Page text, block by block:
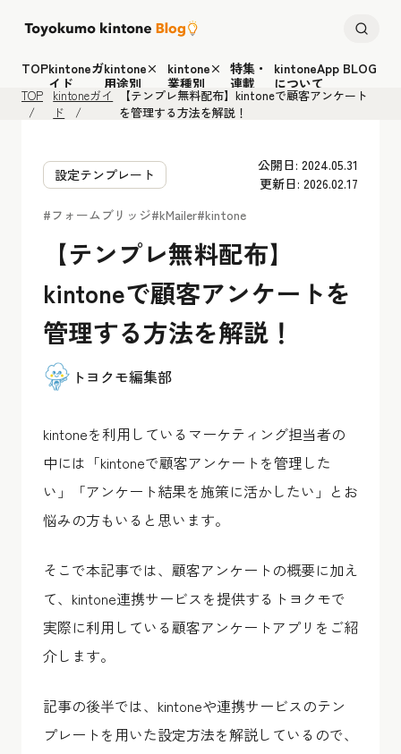
TOPkintoneガ
イド
kintone×
用途別
kintone×
業種別
特集・
連載
kintoneApp BLOG
について
TOP
kintoneガイ
ド
【テンプレ無料配布】kintoneで顧客アンケート
を管理する方法を解説！
設定テンプレート
公開日: 2024.05.31
更新日: 2026.02.17
#フォームブリッジ#kMailer#kintone
【テンプレ無料配布】
kintoneで顧客アンケートを
管理する方法を解説！
トヨクモ編集部
kintoneを利用しているマーケティング担当者の
中には「kintoneで顧客アンケートを管理した
い」「アンケート結果を施策に活かしたい」とお
悩みの方もいると思います。
そこで本記事では、顧客アンケートの概要に加え
て、kintone連携サービスを提供するトヨクモで
実際に利用している顧客アンケートアプリをご紹
介します。
記事の後半では、kintoneや連携サービスのテン
プレートを用いた設定方法を解説しているので、